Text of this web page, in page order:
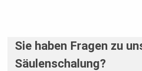
Sie haben Fragen zu
Säulenschalung?